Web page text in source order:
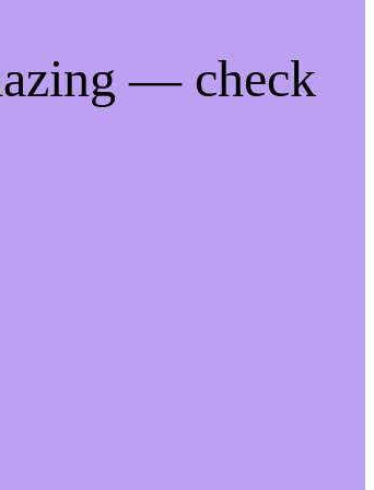
— check